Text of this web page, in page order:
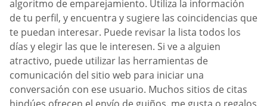
algoritmo de emparejamiento. Utiliza la información
de tu perfil, y encuentra y sugiere las coincidencias que
te puedan interesar. Puede revisar la lista todos los
días y elegir las que le interesen. Si ve a alguien
atractivo, puede utilizar las herramientas de
comunicación del sitio web para iniciar una
conversación con ese usuario. Muchos sitios de citas